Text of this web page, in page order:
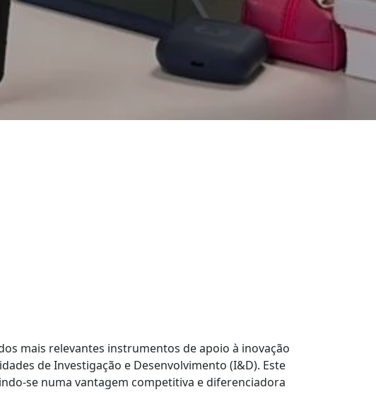
mais relevantes instrumentos de apoio à inovação
de Investigação e Desenvolvimento (I&D). Este
se numa vantagem competitiva e diferenciadora